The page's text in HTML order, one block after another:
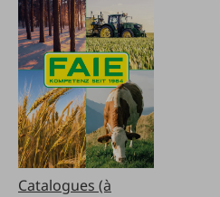
Catalogues (à